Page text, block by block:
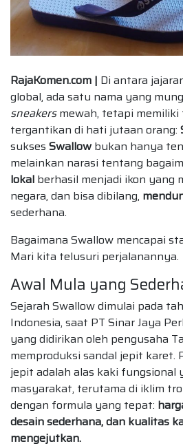
RajaKomen.com | Di antara
global, ada satu nama yang
sneakersmewah, tetapi
tergantikan di hati jutaan orang:
sukses Swallowbukan hanya
melainkan narasi tentang
lokal berhasil menjadi ikon yang
negara, dan bisa dibilang,
sederhana.
Bagaimana Swallow mencapai
Mari kita telusuri perjalanannya.
Awal Mula yang
Sejarah Swallow dimulai pada
Indonesia, saat PT Sinar Jaya
yang didirikan oleh pengusaha
memproduksi sandal jepit karet.
jepit adalah alas kaki fungsional
masyarakat, terutama di iklim
dengan formula yang tepat:
desain sederhana, dan kualitas
mengejutkan.